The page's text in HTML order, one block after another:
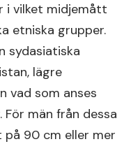
i vilket midjemått
etniska grupper.
sydasiatiska
lägre
vad som anses
män från dessa
90 cm eller mer